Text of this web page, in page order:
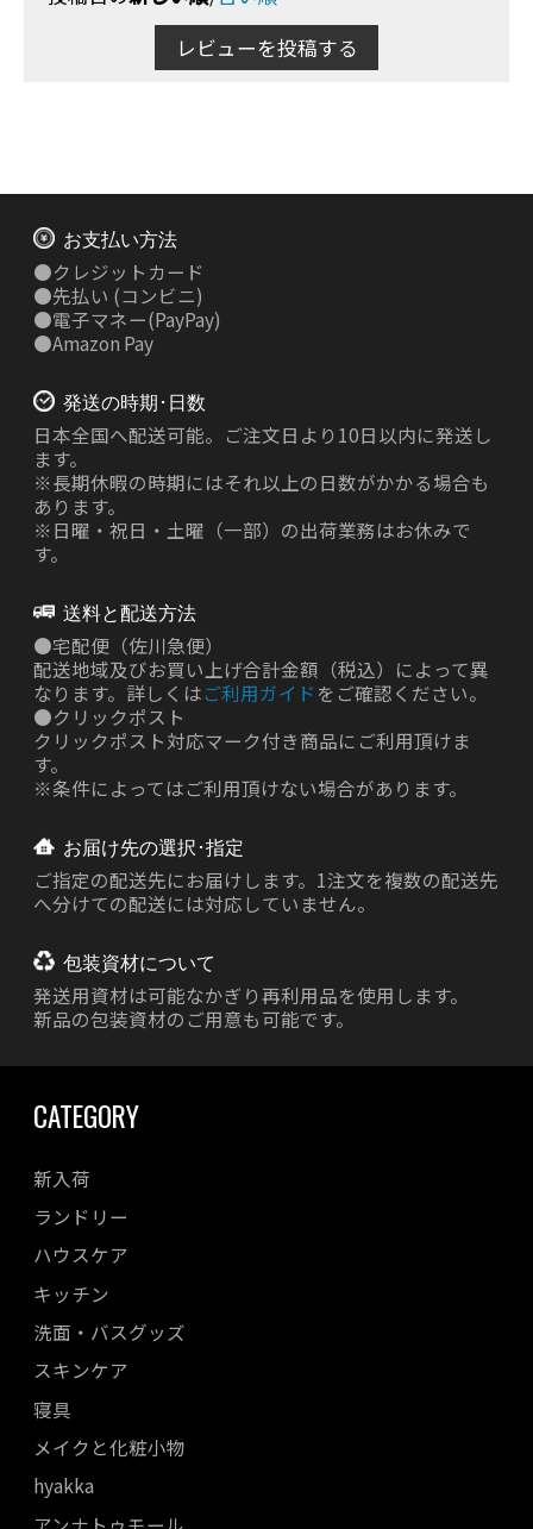
レビューを投稿する
お支払い方法
●クレジットカード
●先払い (コンビニ)
●電子マネー(PayPay)
●Amazon Pay
発送の時期･日数
日本全国へ配送可能。ご注文日より10日以内に発送し
ます。
※長期休暇の時期にはそれ以上の日数がかかる場合も
あります。
※日曜・祝日・土曜（一部）の出荷業務はお休みで
す。
送料と配送方法
●宅配便（佐川急便）
配送地域及びお買い上げ合計金額（税込）によって異
なります。詳しくはご利用ガイド をご確認ください。
●クリックポスト
クリックポスト対応マーク付き商品にご利用頂けま
す。
※条件によってはご利用頂けない場合があります。
お届け先の選択･指定
ご指定の配送先にお届けします。1注文を複数の配送先
へ分けての配送には対応していません。
包装資材について
発送用資材は可能なかぎり再利用品を使用します。
新品の包装資材のご用意も可能です。
CATEGORY
新入荷
ランドリー
ハウスケア
キッチン
洗面・バスグッズ
スキンケア
寝具
メイクと化粧小物
hyakka
アンナトゥモール